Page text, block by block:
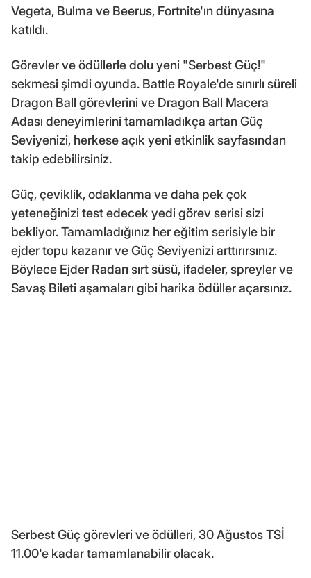
Vegeta, Bulma ve Beerus, Fortnite'ın dünyasına
katıldı.
Görevler ve ödüllerle dolu yeni "Serbest Güç!"
sekmesi şimdi oyunda. Battle Royale'de sınırlı süreli
Dragon Ball görevlerini ve Dragon Ball Macera
Adası deneyimlerini tamamladıkça artan Güç
Seviyenizi, herkese açık yeni etkinlik sayfasından
takip edebilirsiniz.
Güç, çeviklik, odaklanma ve daha pek çok
yeteneğinizi test edecek yedi görev serisi sizi
bekliyor. Tamamladığınız her eğitim serisiyle bir
ejder topu kazanır ve Güç Seviyenizi arttırırsınız.
Böylece Ejder Radarı sırt süsü, ifadeler, spreyler ve
Savaş Bileti aşamaları gibi harika ödüller açarsınız.
Serbest Güç görevleri ve ödülleri, 30 Ağustos TSİ
11.00'e kadar tamamlanabilir olacak.